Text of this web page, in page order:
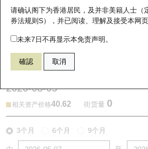
请确认阁下为香港居民，及并非美籍人士（
券法规则S），并已阅读、理解及接受本网
未来7日不再显示本免责声明。
確認 取消
表现 街货统计 比较
59475 瑞银熊证 2269 药明生
2026-08-05
相关资产价格40.62 街货量 0
3个月 6个月 9个月
新发行瑞银认股证
即将到期认股证
认股证到期结算价查找
认股证分析仪
比较
牛熊证搜寻
牛熊证街货分布图
正股牛熊证列表
新发行瑞银牛熊证
比较
十大认股证成交分布
十天股证占大市成交
资金流
街货统计
二十大活跃股份
恒指成份股
国指成份股
科指成份股
显示所有持股比重
轮证专栏
讲座及教育短片
认股证投资者教育
牛熊证投资者教育